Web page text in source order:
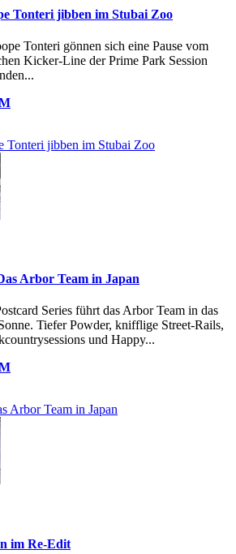
Tonteri jibben im Stubai Zoo
Tonteri gönnen sich eine Pause vom
Kicker-Line der Prime Park Session
Tonteri jibben im Stubai Zoo
Arbor Team in Japan
Series führt das Arbor Team in das
Tiefer Powder, knifflige Street-Rails,
und Happy...
Arbor Team in Japan
im Re-Edit